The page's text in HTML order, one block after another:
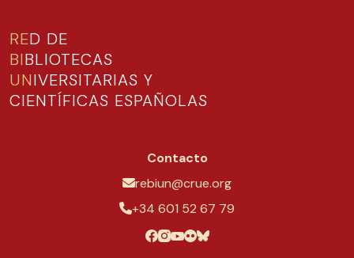
RED DE
BIBLIOTECAS
UNIVERSITARIAS Y
CIENTÍFICAS ESPAÑOLAS
Contacto
rebiun@crue.org
+34 601 52 67 79